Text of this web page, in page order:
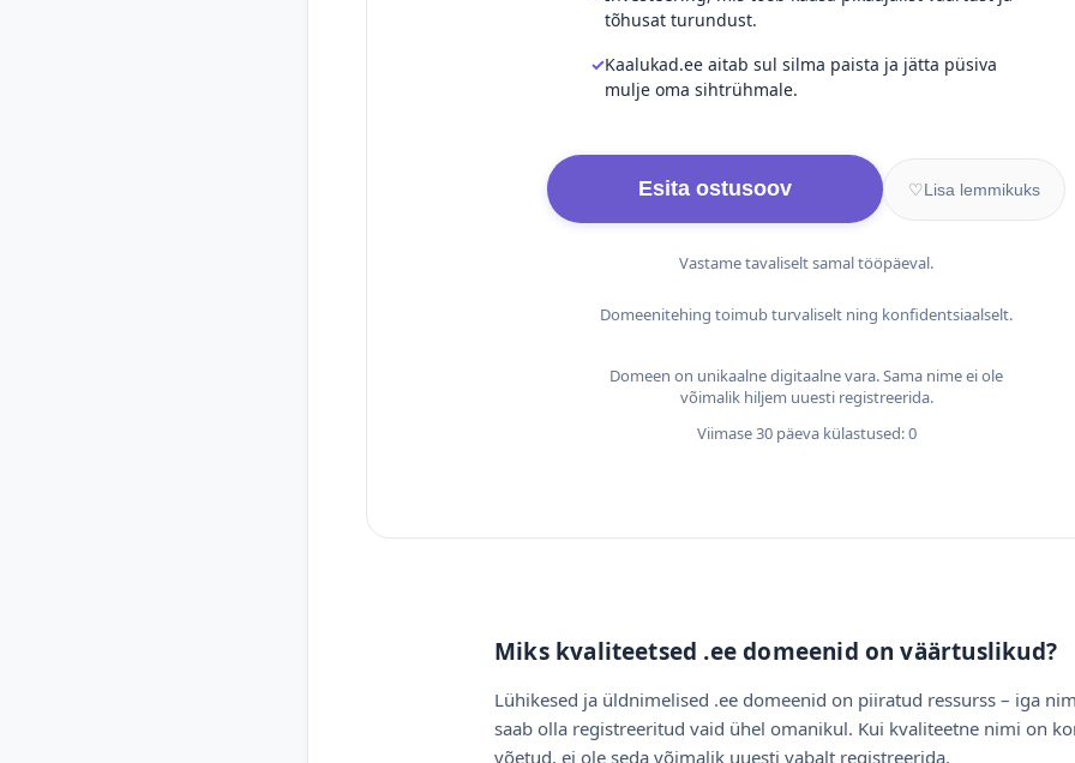
tõhusat turundust.
Kaalukad.ee aitab sul silma paista ja jätta püsiva
mulje oma sihtrühmale.
Esita ostusoov ♡Lisa lemmikuks
Vastame tavaliselt samal tööpäeval.
Domeenitehing toimub turvaliselt ning konfidentsiaalselt.
Domeen on unikaalne digitaalne vara. Sama nime ei ole
võimalik hiljem uuesti registreerida.
Viimase 30 päeva külastused: 0
Miks kvaliteetsed .ee domeenid on väärtuslikud?
Lühikesed ja üldnimelised .ee domeenid on piiratud ressurss – iga
saab olla registreeritud vaid ühel omanikul. Kui kvaliteetne nimi on
võetud, ei ole seda võimalik uuesti vabalt registreerida.